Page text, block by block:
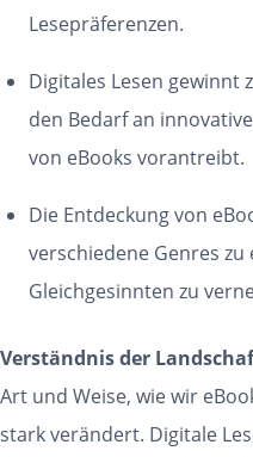
Lesepräferenzen.
Digitales Lesen gewinnt
den Bedarf an
von eBooks vorantreibt.
Die Entdeckung von
verschiedene Genres
Gleichgesinnten zu
Verständnis der
Art und Weise, wie wir
stark verändert. Digitale